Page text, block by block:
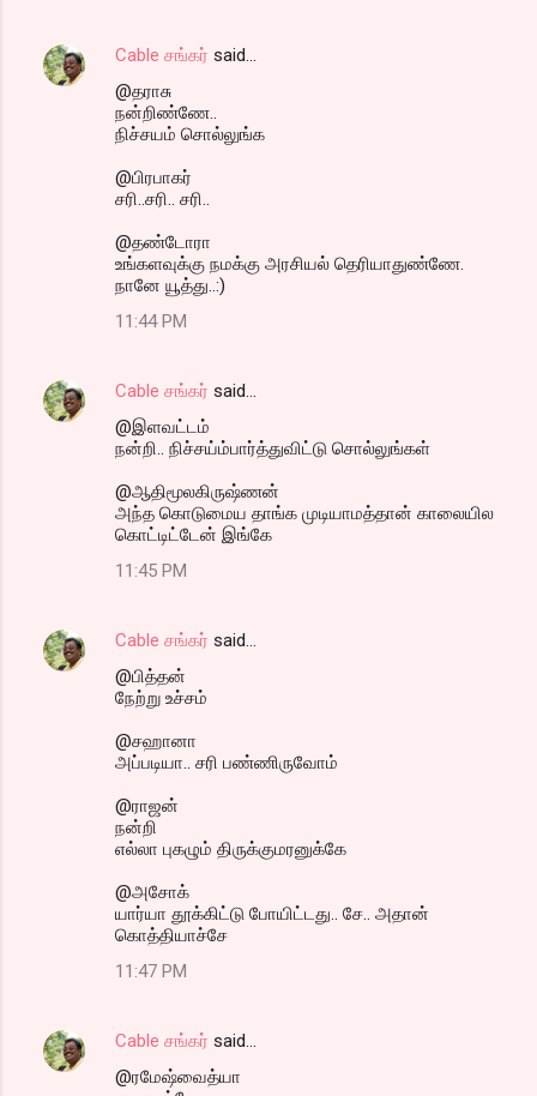
Cable சங்கர் said…
@தராசு
நன்றிண்ணே..
நிச்சயம் சொல்லுங்க
@பிரபாகர்
சரி..சரி.. சரி..
@தண்டோரா
உங்களவுக்கு நமக்கு அரசியல் தெரியாதுண்ணே.
நானே யூத்து..:)
11:44 PM
Cable சங்கர் said…
@இளவட்டம்
நன்றி.. நிச்சய்ம்பார்த்துவிட்டு சொல்லுங்கள்
@ஆதிமூலகிருஷ்ணன்
அந்த கொடுமைய தாங்க முடியாமத்தான் காலையில
கொட்டிட்டேன் இங்கே
11:45 PM
Cable சங்கர் said…
@பித்தன்
நேற்று உச்சம்
@சஹானா
அப்படியா.. சரி பண்ணிருவோம்
@ராஜன்
நன்றி
எல்லா புகழும் திருக்குமரனுக்கே
@அசோக்
யார்யா தூக்கிட்டு போயிட்டது.. சே.. அதான்
கொத்தியாச்சே
11:47 PM
Cable சங்கர் said…
@ரமேஷ்வைத்யா